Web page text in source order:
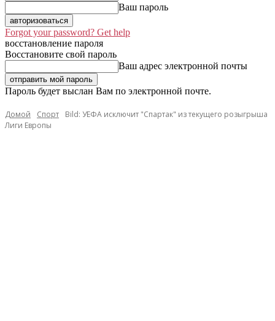
Ваш пароль
Forgot your password? Get help
восстановление пароля
Восстановите свой пароль
Ваш адрес электронной почты
Пароль будет выслан Вам по электронной почте.
Домой Спорт
Bild: УЕФА исключит "Спартак" из текущего розыгрыша
Лиги Европы